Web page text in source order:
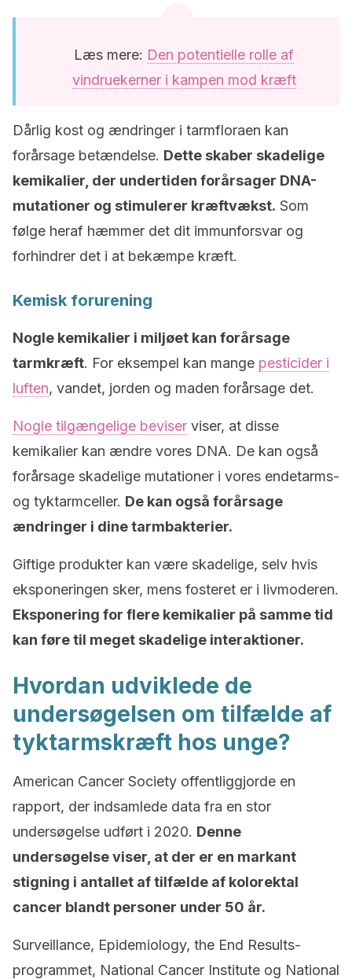
Læs mere: Den potentielle rolle af
vindruekerner i kampen mod kræft
Dårlig kost og ændringer i tarmfloraen kan
forårsage betændelse. Dette skaber skadelige
kemikalier, der undertiden forårsager DNA-
mutationer og stimulerer kræftvækst. Som
følge heraf hæmmer det dit immunforsvar og
forhindrer det i at bekæmpe kræft.
Kemisk forurening
Nogle kemikalier i miljøet kan forårsage
tarmkræft. For eksempel kan mange pesticider i
luften, vandet, jorden og maden forårsage det.
Nogle tilgængelige beviser viser, at disse
kemikalier kan ændre vores DNA. De kan også
forårsage skadelige mutationer i vores endetarms-
og tyktarmceller. De kan også forårsage
ændringer i dine tarmbakterier.
Giftige produkter kan være skadelige, selv hvis
eksponeringen sker, mens fosteret er i livmoderen.
Eksponering for flere kemikalier på samme tid
kan føre til meget skadelige interaktioner.
Hvordan udviklede de
undersøgelsen om tilfælde af
tyktarmskræft hos unge?
American Cancer Society offentliggjorde en
rapport, der indsamlede data fra en stor
undersøgelse udført i 2020. Denne
undersøgelse viser, at der er en markant
stigning i antallet af tilfælde af kolorektal
cancer blandt personer under 50 år.
Surveillance, Epidemiology, the End Results-
programmet, National Cancer Institute og National